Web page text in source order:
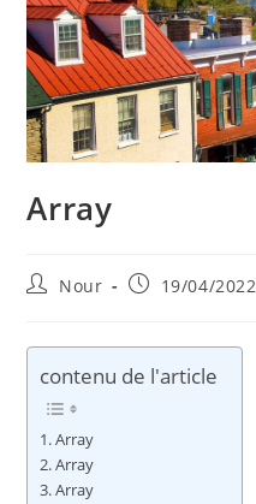
Array
Auteur/autrice
publication :
Nour
Publication
19/04/2022
contenu de l'article
Array
Array
Array